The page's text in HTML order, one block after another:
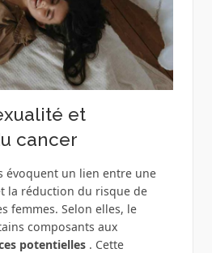
et
cancer
évoquent un lien entre une
la réduction du risque de
femmes. Selon elles, le
composants aux
potentielles. Cette